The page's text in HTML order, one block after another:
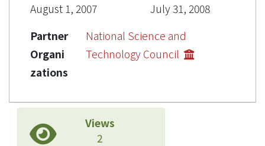
August 1, 2007
July 31, 2008
Partner
Organi
zations
National Science and
Technology Council
Views
2